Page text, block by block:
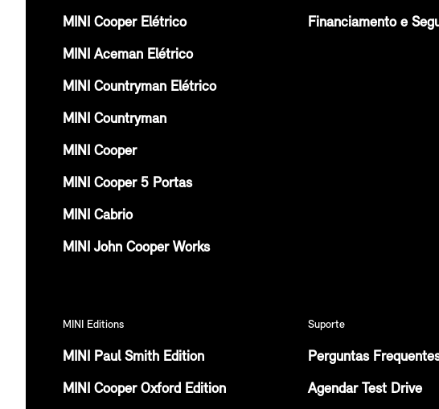
MINI Cooper Elétrico
MINI Aceman Elétrico
MINI Countryman Elétrico
MINI Countryman
MINI Cooper
MINI Cooper 5 Portas
MINI Cabrio
MINI John Cooper Works
Financiamento e
MINI Editions
MINI Paul Smith Edition
MINI Cooper Oxford Edition
Suporte
Perguntas
Agendar Test Drive